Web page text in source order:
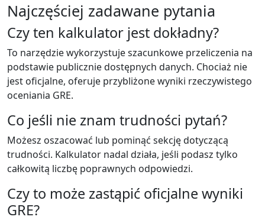
Najczęściej zadawane pytania
Czy ten kalkulator jest dokładny?
To narzędzie wykorzystuje szacunkowe przeliczenia na
podstawie publicznie dostępnych danych. Chociaż nie
jest oficjalne, oferuje przybliżone wyniki rzeczywistego
oceniania GRE.
Co jeśli nie znam trudności pytań?
Możesz oszacować lub pominąć sekcję dotyczącą
trudności. Kalkulator nadal działa, jeśli podasz tylko
całkowitą liczbę poprawnych odpowiedzi.
Czy to może zastąpić oficjalne wyniki
GRE?